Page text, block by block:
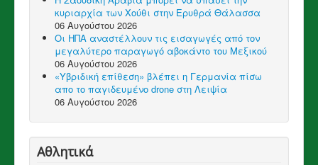
κυριαρχία των Χούθι στην Ερυθρά Θάλασσα
06 Αυγούστου 2026
Οι ΗΠΑ αναστέλλουν τις εισαγωγές από τον
μεγαλύτερο παραγωγό αβοκάντο του Μεξικού
06 Αυγούστου 2026
«Υβριδική επίθεση» βλέπει η Γερμανία πίσω
απο το παγιδευμένο drone στη Λειψία
06 Αυγούστου 2026
Αθλητικά